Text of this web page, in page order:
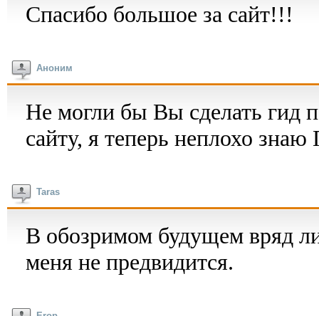
Спасибо большое за сайт!!!
Аноним
Не могли бы Вы сделать гид
сайту, я теперь неплохо знаю
Taras
В обозримом будущем вряд
меня не предвидится.